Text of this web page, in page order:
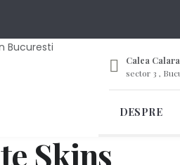
Calea
sector 3 ,
DESPRE
Skins